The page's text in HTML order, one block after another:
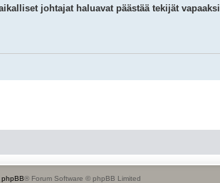
johtajat haluavat päästää tekijät vapaaksi
phpBB® Forum Software © phpBB Limited